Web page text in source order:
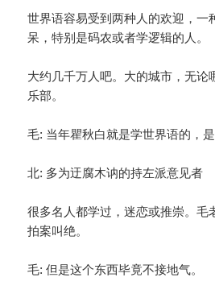
世界语容易受到两种人的欢迎，一
呆，特别是码农或者学逻辑的人。
大约几千万人吧。大的城市，无论
乐部。
毛: 当年瞿秋白就是学世界语的，
北: 多为迂腐木讷的持左派意见者
很多名人都学过，迷恋或推崇。毛
拍案叫绝。
毛: 但是这个东西毕竟不接地气。